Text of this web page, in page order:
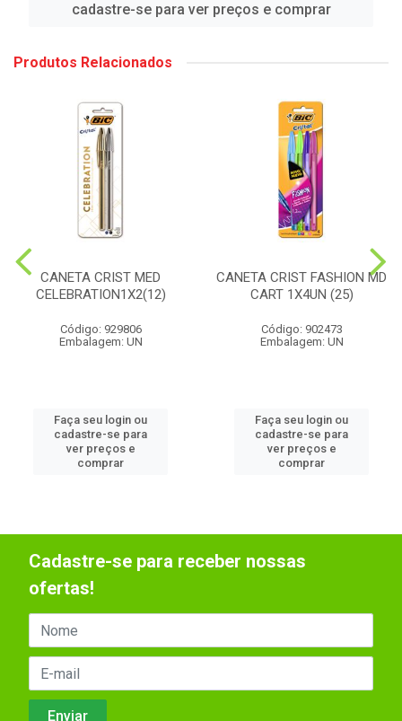
cadastre-se para ver preços e comprar
Produtos Relacionados
CANETA CRIST MED
CELEBRATION1X2(12)
Código: 929806
Embalagem: UN
Faça seu login ou
cadastre-se para
ver preços e
comprar
CANETA CRIST FASHION MD
CART 1X4UN (25)
Código: 902473
Embalagem: UN
Faça seu login ou
cadastre-se para
ver preços e
comprar
Cadastre-se para receber nossas
ofertas!